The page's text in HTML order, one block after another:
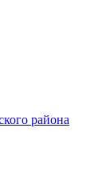
района